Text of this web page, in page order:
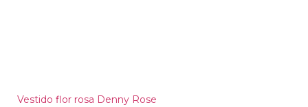
Vestido flor rosa Denny Rose